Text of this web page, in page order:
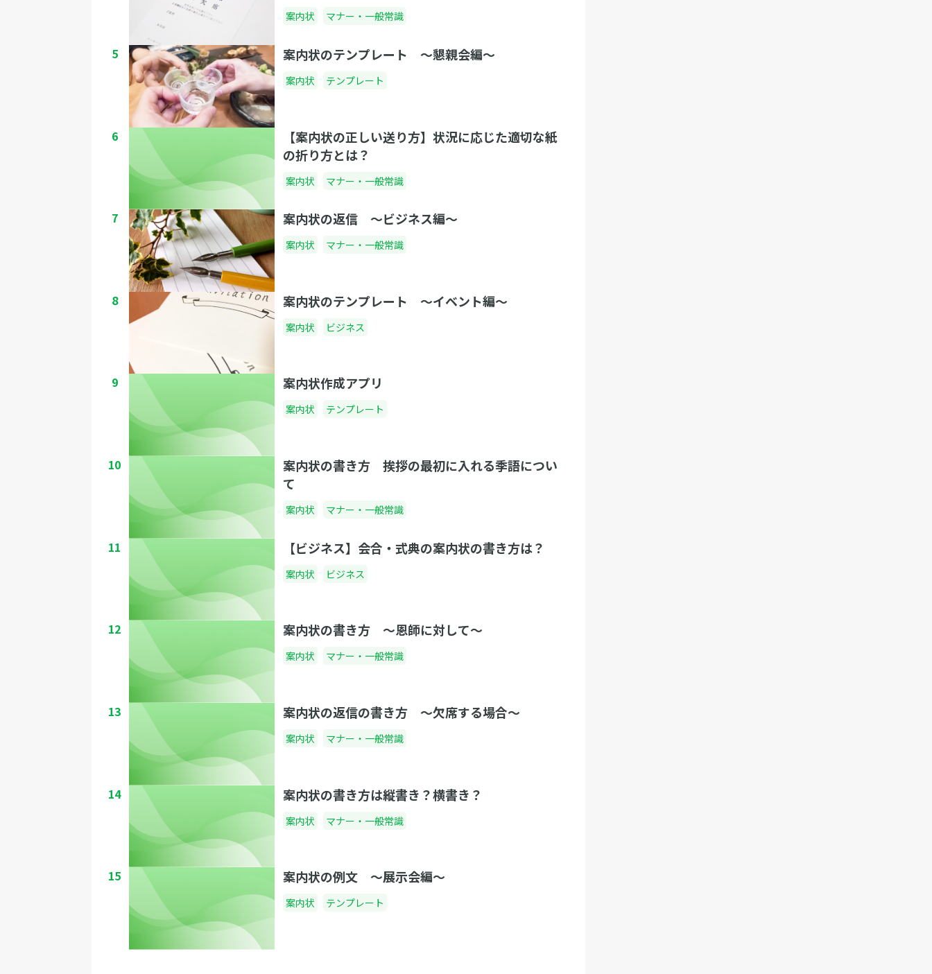
案内状 マナー・一般常識
5 案内状のテンプレート 〜懇親会編〜
案内状 テンプレート
6
【案内状の正しい送り方】状況に応じた適切な紙
の折り方とは？
案内状 マナー・一般常識
7 案内状の返信 〜ビジネス編〜
案内状 マナー・一般常識
8 案内状のテンプレート 〜イベント編〜
案内状 ビジネス
9 案内状作成アプリ
案内状 テンプレート
10
案内状の書き方 挨拶の最初に入れる季語につい
て
案内状 マナー・一般常識
11 【ビジネス】会合・式典の案内状の書き方は？
案内状 ビジネス
12 案内状の書き方 〜恩師に対して〜
案内状 マナー・一般常識
13 案内状の返信の書き方 〜欠席する場合〜
案内状 マナー・一般常識
14 案内状の書き方は縦書き？横書き？
案内状 マナー・一般常識
15 案内状の例文 〜展示会編〜
案内状 テンプレート